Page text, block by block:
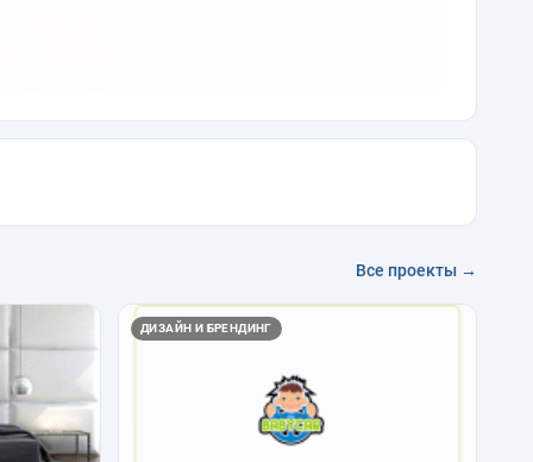
Все проекты →
ДИЗАЙН И БРЕНДИНГ